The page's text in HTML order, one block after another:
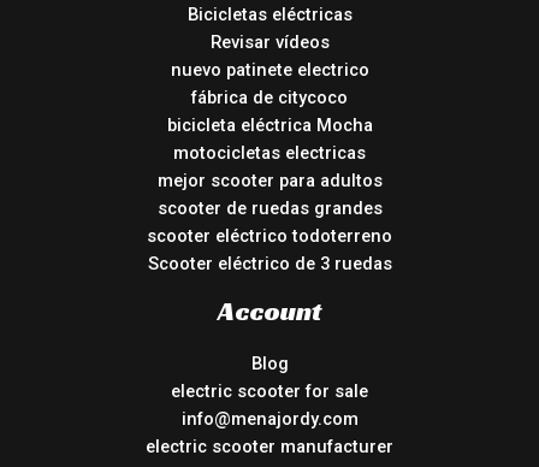
Bicicletas eléctricas
Revisar vídeos
nuevo patinete electrico
fábrica de citycoco
bicicleta eléctrica Mocha
motocicletas electricas
mejor scooter para adultos
scooter de ruedas grandes
scooter eléctrico todoterreno
Scooter eléctrico de 3 ruedas
Account
Blog
electric scooter for sale
info@menajordy.com
electric scooter manufacturer